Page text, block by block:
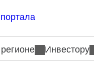
Инвестору